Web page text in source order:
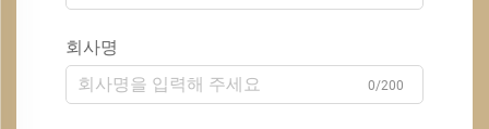
회사명
0/200